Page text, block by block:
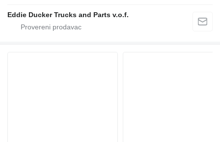
Eddie Ducker Trucks and Parts v.o.f.